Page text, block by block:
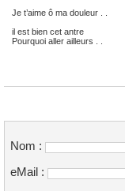
Je t’aime ô ma douleur . .
il est bien cet antre
Pourquoi aller ailleurs . .
Nom :
eMail :